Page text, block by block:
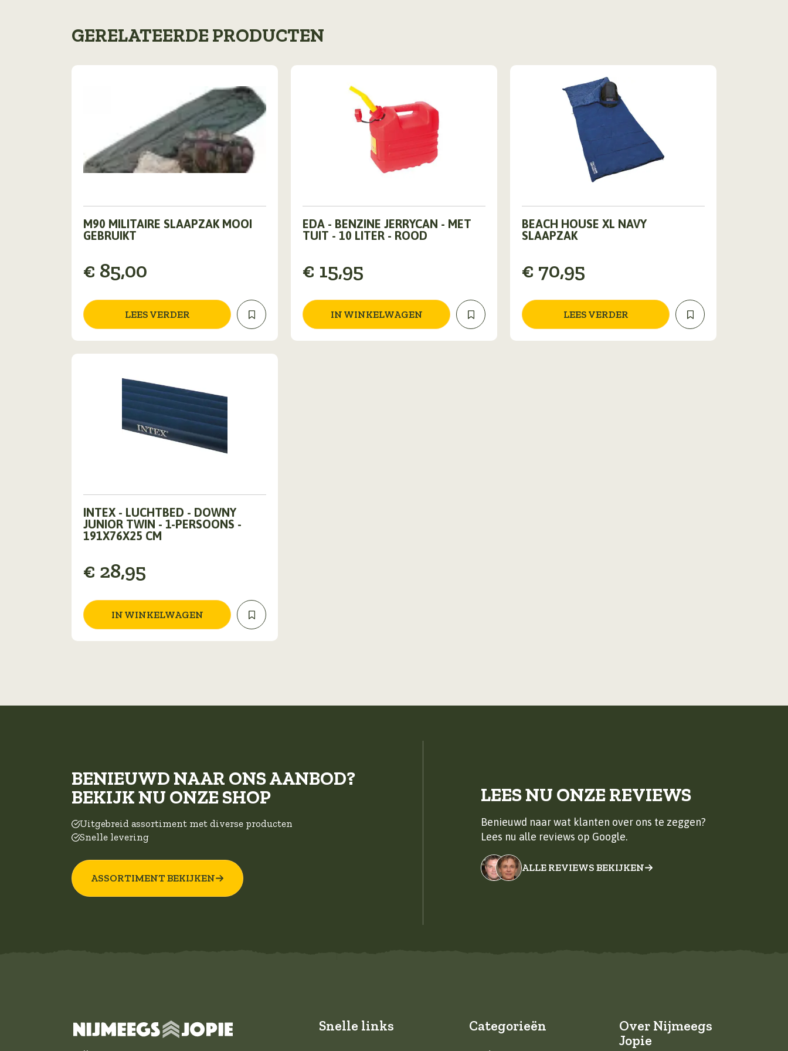
GERELATEERDE PRODUCTEN
M90 MILITAIRE SLAAPZAK MOOI
GEBRUIKT
€ 85,00
LEES VERDER
EDA - BENZINE JERRYCAN - MET
TUIT - 10 LITER - ROOD
€ 15,95
IN WINKELWAGEN
BEACH HOUSE XL NAVY
SLAAPZAK
€ 70,95
LEES VERDER
INTEX - LUCHTBED - DOWNY
JUNIOR TWIN - 1-PERSOONS -
191X76X25 CM
€ 28,95
IN WINKELWAGEN
BENIEUWD NAAR ONS AANBOD?
BEKIJK NU ONZE SHOP
Uitgebreid assortiment met diverse producten
Snelle levering
ASSORTIMENT BEKIJKEN
LEES NU ONZE REVIEWS
Benieuwd naar wat klanten over ons te zeggen?
Lees nu alle reviews op Google.
ALLE REVIEWS BEKIJKEN
Snelle links Categorieën
Over Nijmeegs
Jopie